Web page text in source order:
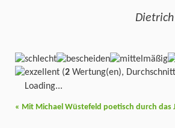
Dietrich
(2 Wertung(en),
Loading...
« Mit Michael Wüstefeld poetisch durch das